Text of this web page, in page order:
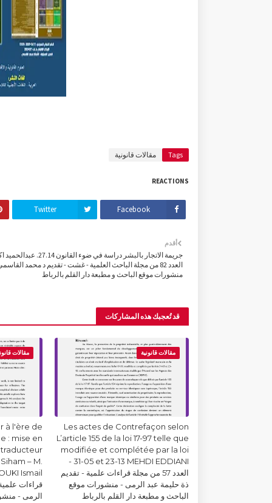
Tags مقالات قانونية
REACTIONS
Facebook
Twitter
أقدم
جريمة الاتجار بالبشر دراسة في ضوء القانون
العدد 82 من مجلة الباحث العلمية - غشت - تقديم د محمد
منشورات موقع الباحث و مطبعة دار القلم بالرباط
قد تُعجبك هذه المشاركات
مقالات قانونية
Les actes de Contrefaçon selon
L’article 155 de la loi 17-97 telle que
modifiée et complétée par la loi
31-05 et 23-13 MEHDI EDDIANI -
العدد 57 من مجلة قراءات علمية - تقديم
ذة حليمة عبد الرمى - منشورات موقع
الباحث و مطبعة دار القلم بالرباط
مقالات
à l'ère de
: mise en
– M.
قراءات
الرمى -